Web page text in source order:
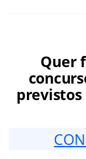
Quer
previstos